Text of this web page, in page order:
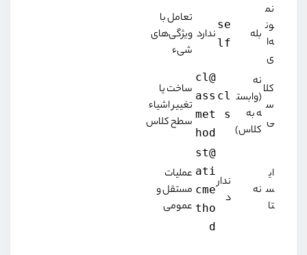
نم
ون
ه‌ا
ی
بله
se
lf ندارد
تعامل با
ویژگی‌های
شیء
کلا
س
ی
نه
(وابست
ه به
کلاس)
cl
s
@cl
ass
met
hod
ساخت یا
تغییر اشیاء
سطح کلاس
ای
س
تا
نه
ندار
د
@st
ati
cme
tho
d
عملیات
مستقل و
عمومی